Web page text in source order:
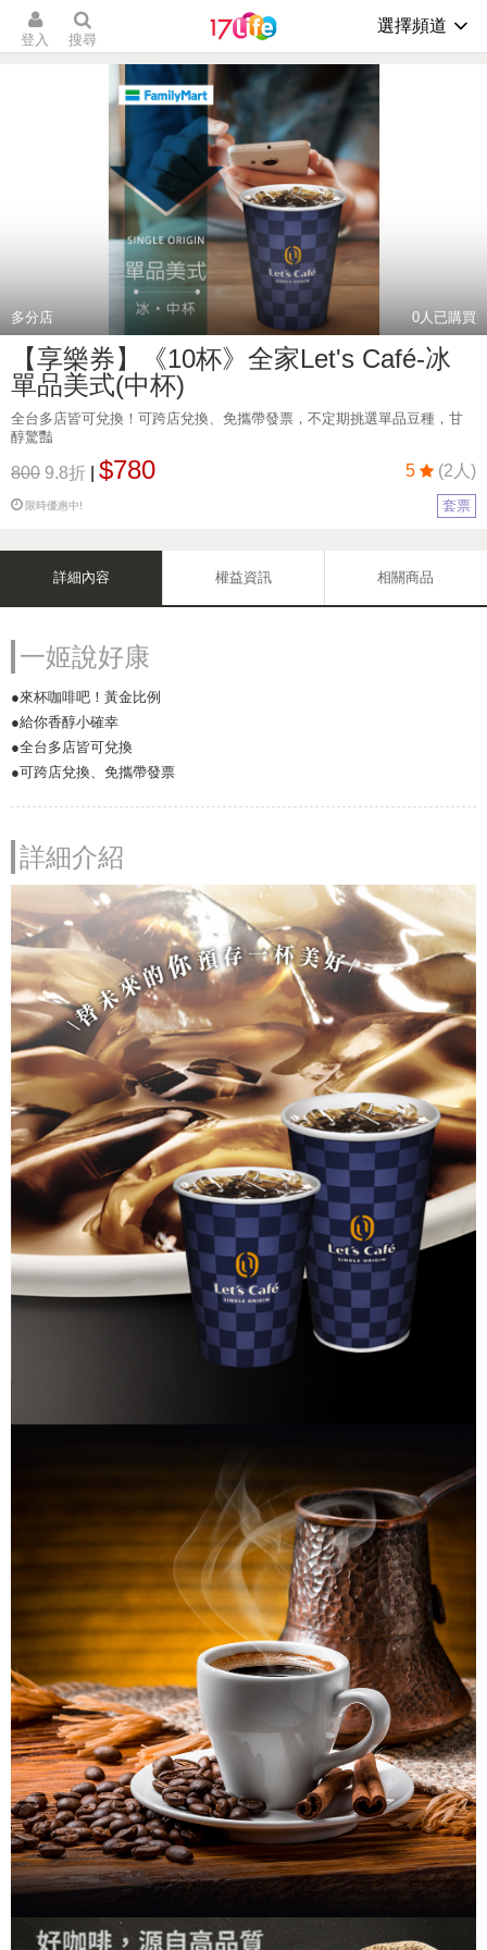
登入 搜尋
選擇頻道
多分店 0人已購買
【享樂券】《10杯》全家Let's Café-冰
單品美式(中杯)
全台多店皆可兌換！可跨店兌換、免攜帶發票，不定期挑選單品豆種，甘
醇驚豔
800 9.8折 $780 5 (2人)
限時優惠中! 套票
詳細內容 權益資訊 相關商品
一姬說好康
●來杯咖啡吧！黃金比例
●給你香醇小確幸
●全台多店皆可兌換
●可跨店兌換、免攜帶發票
詳細介紹